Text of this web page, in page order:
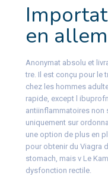
en
Anonymat absolu et
tre. Il est conçu pour le
chez les hommes
rapide, except l
antiinflammatoires non
uniquement sur
une option de plus en
pour obtenir du Viagra
stomach, mais v Le
dysfonction rectile.